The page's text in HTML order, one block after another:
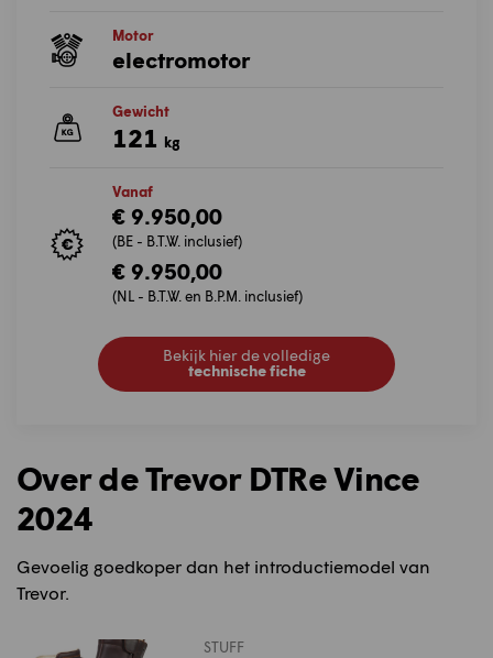
Motor
electromotor
Gewicht
121 kg
Vanaf
€ 9.950,00
(BE - B.T.W. inclusief)
€ 9.950,00
(NL - B.T.W. en B.P.M. inclusief)
Bekijk hier de volledige
technische fiche
Over de Trevor DTRe Vince
2024
Gevoelig goedkoper dan het introductiemodel van
Trevor.
STUFF